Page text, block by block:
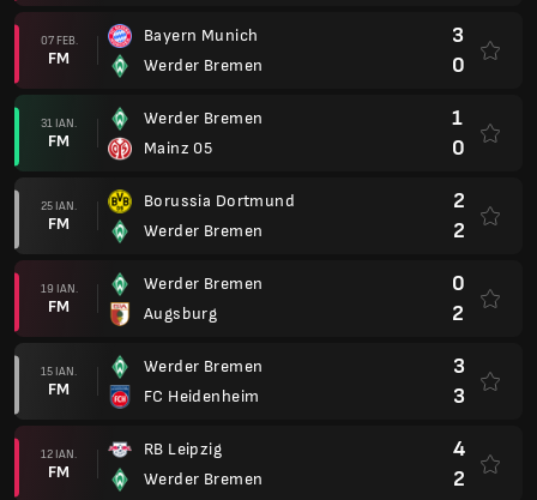
07 FEB.
FM
Bayern Munich
Werder Bremen
3
0
31 IAN.
FM
Werder Bremen
Mainz 05
1
0
25 IAN.
FM
Borussia Dortmund
Werder Bremen
2
2
19 IAN.
FM
Werder Bremen
Augsburg
0
2
15 IAN.
FM
Werder Bremen
FC Heidenheim
3
3
12 IAN.
FM
RB Leipzig
Werder Bremen
4
2